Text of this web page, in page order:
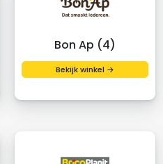
Bon Ap (4)
Bekijk winkel →